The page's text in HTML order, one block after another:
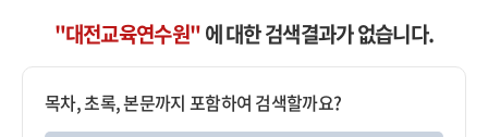
"대전교육연수원"에 대한 검색결과가 없습니다.
목차, 초록, 본문까지 포함하여 검색할까요?